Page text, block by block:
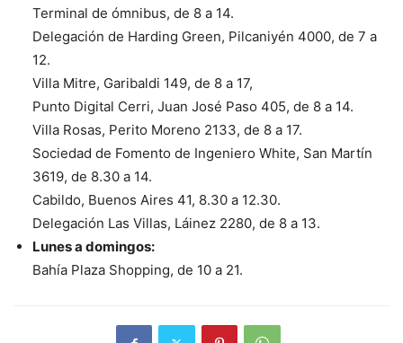
Terminal de ómnibus, de 8 a 14.
Delegación de Harding Green, Pilcaniyén 4000, de 7 a
12.
Villa Mitre, Garibaldi 149, de 8 a 17,
Punto Digital Cerri, Juan José Paso 405, de 8 a 14.
Villa Rosas, Perito Moreno 2133, de 8 a 17.
Sociedad de Fomento de Ingeniero White, San Martín
3619, de 8.30 a 14.
Cabildo, Buenos Aires 41, 8.30 a 12.30.
Delegación Las Villas, Láinez 2280, de 8 a 13.
Lunes a domingos:
Bahía Plaza Shopping, de 10 a 21.